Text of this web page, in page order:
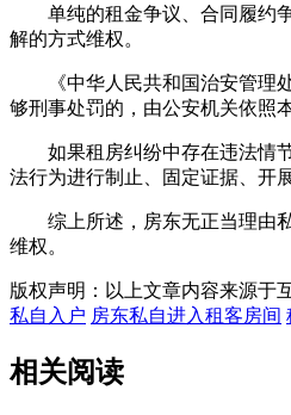
单纯的租金争议、合同履约争
解的方式维权。
《中华人民共和国治安管理处
够刑事处罚的，由公安机关依照
如果租房纠纷中存在违法情节
法行为进行制止、固定证据、开
综上所述，房东无正当理由私
维权。
版权声明：以上文章内容来源于
私自入户 房东私自进入租客房间
相关阅读